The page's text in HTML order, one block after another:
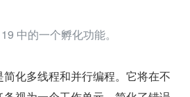
中的一个孵化功能。
简化多线程和并行编程。它将在不